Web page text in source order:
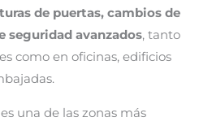
de puertas, cambios de
seguridad avanzados, tanto
como en oficinas, edificios
una de las zonas más